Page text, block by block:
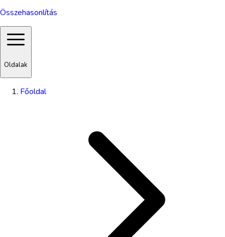
Összehasonlítás
Oldalak
Főoldal